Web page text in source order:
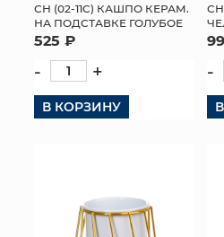
ТОРГОВЫЙ
ОПТОВЫМ
ДОСТАВКА И
СН (02-11C) КАШПО КЕРАМ.
НА ПОДСТАВКЕ ГОЛУБОЕ
525 ₽
- +
В КОРЗИНУ
-